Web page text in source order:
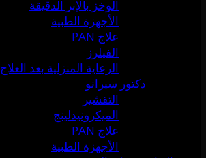
الوخز بالإبر الدقيقة
الأجهزة الطبية
علاج PAN
الفيلرز
الرعاية المنزلية بعد العلاج
دكتور سيرانو
التقشير
الميكرونيدلينج
علاج PAN
الأجهزة الطبية